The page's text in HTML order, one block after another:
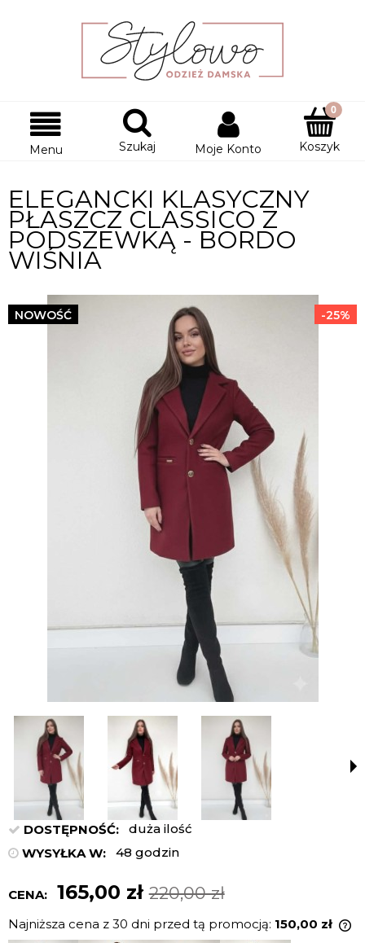
Menu Szukaj Moje Konto Koszyk
ELEGANCKI KLASYCZNY
PŁASZCZ CLASSICO Z
PODSZEWKĄ - BORDO
WIŚNIA
-25%
NOWOŚĆ
DOSTĘPNOŚĆ:
duża ilość
WYSYŁKA W:
48 godzin
CENA: 165,00 zł 220,00 zł
Najniższa cena z 30 dni przed tą promocją: 150,00 zł